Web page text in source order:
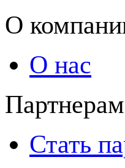
О
О нас
Партнерам
Стать